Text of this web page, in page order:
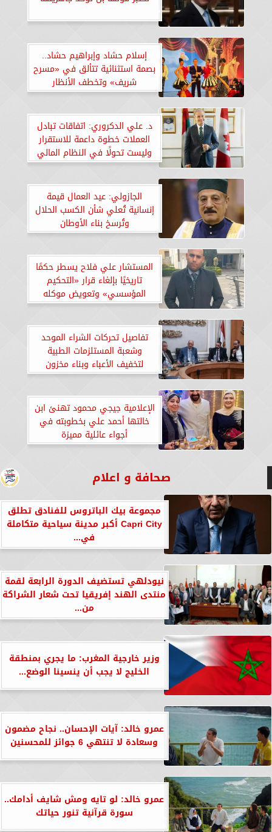
إسلام حشاد وإبراهيم حشاد..
بصمة استثنائية تتألق في «مسرح
شريف» وتخطف الأنظار
د. علي الدكروري: اتفاقات تبادل
العملات خطوة داعمة للاستقرار
وليست تحولًا في النظام المالي
العالمي
الجازولي: عيد العمال قيمة
إنسانية تُعلي شأن الكسب الحلال
وتُرسخ بناء الأوطان
المستشار علي فلاح يسطر حكمًا
تاريخيًا بإلغاء قرار «التحكيم
المؤسسي» وتعويض موكله
بمليوني جنيه
تفاصيل تحركات الشراء الموحد
وشعبة المستلزمات الطبية
لتخفيف الأعباء وبناء مخزون
استراتيجي
الإعلامية جيجي محمود تهنئ ابن
خالتها أحمد علي بخطوبته في
أجواء عائلية مميزة
صحافة و اعلام
مجموعة بيك الباتروس للفنادق تطلق
Capri City أكبر مدينة سياحية متكاملة
في...
نيودلهي تستضيف الدورة الرابعة لقمة
منتدى الهند إفريقيا تحت شعار الشراكة
من...
وزير خارجية المغرب: ما يجري بمنطقة
الخليج لا يجب أن ينسينا الوضع...
عمرو خالد: آيات الإحسان.. نجاح مضمون
وسعادة لا تنتهي 6 جوائز للمحسنين
عمرو خالد: لو تايه ومش شايف أدامك..
سورة قرآنية تنور حياتك